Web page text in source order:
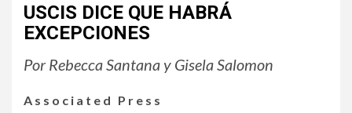
USCIS DICE QUE HABRÁ
EXCEPCIONES
Por Rebecca Santana y Gisela Salomon
Associated Press